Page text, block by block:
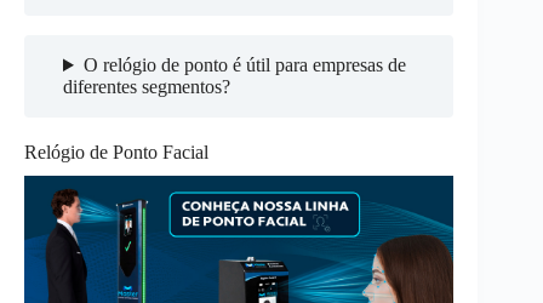
O relógio de ponto é útil para empresas de
diferentes segmentos?
Relógio de Ponto Facial